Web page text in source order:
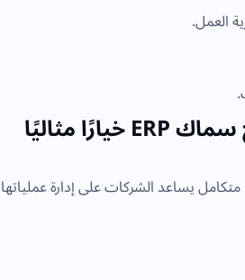
العمل.
لماذا يعتبر برنامج سماك ERP خيارًا مثاليًا
يوفر برنامج سماك نظام ERP متكامل يساعد الشركات على إدارة عملياتها